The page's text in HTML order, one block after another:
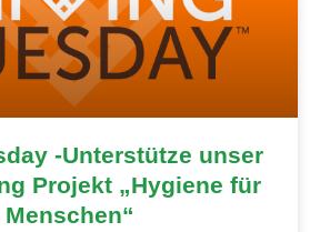
-Unterstütze unser
Projekt „Hygiene für